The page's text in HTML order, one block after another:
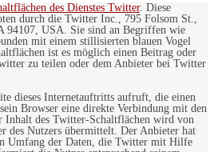
des Dienstes Twitter. Diese
durch die Twitter Inc., 795 Folsom St.,
94107, USA. Sie sind an Begriffen wie
mit einem stillisierten blauen Vogel
ist es möglich einen Beitrag oder
zu teilen oder dem Anbieter bei Twitter
dieses Internetauftritts aufruft, die einen
Browser eine direkte Verbindung mit den
Inhalt des Twitter-Schaltflächen wird von
des Nutzers übermittelt. Der Anbieter hat
Umfang der Daten, die Twitter mit Hilfe